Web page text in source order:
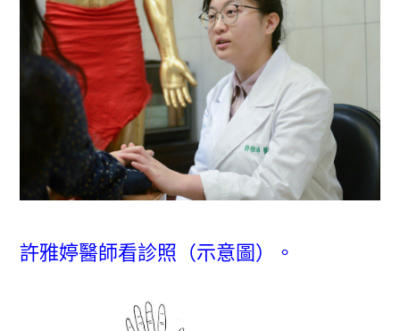
許雅婷醫師看診照（示意圖）。